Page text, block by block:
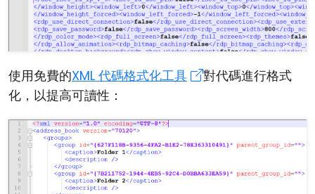
使用免費的XML 代碼格式化工具
對代碼進行格式
化，以提高可讀性：